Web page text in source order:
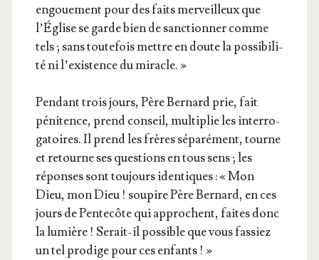
engoue­ment pour des faits mer­veilleux que
l’Église se garde bien de sanc­tion­ner comme
tels ; sans tou­te­fois mettre en doute la pos­si­bi­li­
té ni l’exis­tence du miracle. »
Pen­dant trois jours, Père Ber­nard prie, fait
péni­tence, prend conseil, mul­ti­plie les inter­ro­
ga­toires. Il prend les frères sépa­ré­ment, tourne
et retourne ses ques­tions en tous sens ; les
réponses sont tou­jours iden­tiques : « Mon
Dieu, mon Dieu ! sou­pire Père Ber­nard, en ces
jours de Pen­te­côte qui approchent, faites donc
la lumière ! Serait-il pos­sible que vous fas­siez
un tel pro­dige pour ces enfants ! »